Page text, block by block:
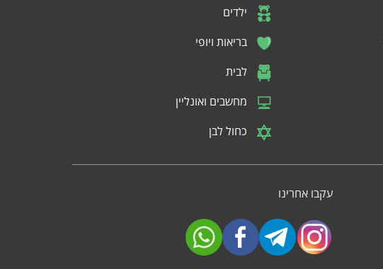
ילדים
בריאות ויופי
לבית
מחשבים ואונליין
כחול לבן
עקבו אחרינו